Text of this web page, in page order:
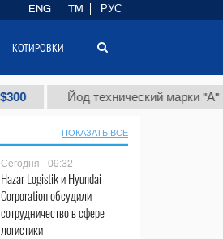
Йод технический марки "А" (т.)
ПОКАЗАТЬ ВСЕ
Сегодня - 09:32
Hazar Logistik и Hyundai
Corporation обсудили
сотрудничество в сфере
логистики
ENG TM РУС
КОТИРОВКИ